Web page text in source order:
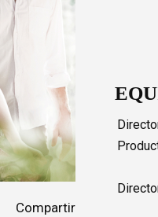
Compartir